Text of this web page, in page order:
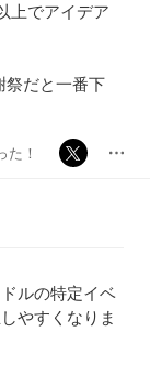
上でアイデア
祭だと一番下
た！
ルの特定イベ
やすくなりま